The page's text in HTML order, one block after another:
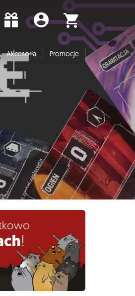
Akcesoria Promocje